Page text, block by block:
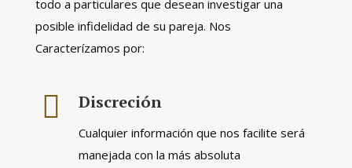
todo a particulares que desean investigar una
posible infidelidad de su pareja. Nos
Caracterízamos por:
Discreción
Cualquier información que nos facilite será
manejada con la más absoluta